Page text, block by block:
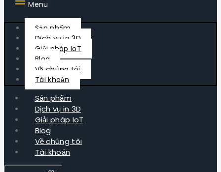
Menu
Sản phẩm
Dịch vụ in 3D
Giải pháp IoT
Blog
Về chúng tôi
Tài khoản
Sản phẩm
Dịch vụ in 3D
Giải pháp IoT
Blog
Về chúng tôi
Tài khoản